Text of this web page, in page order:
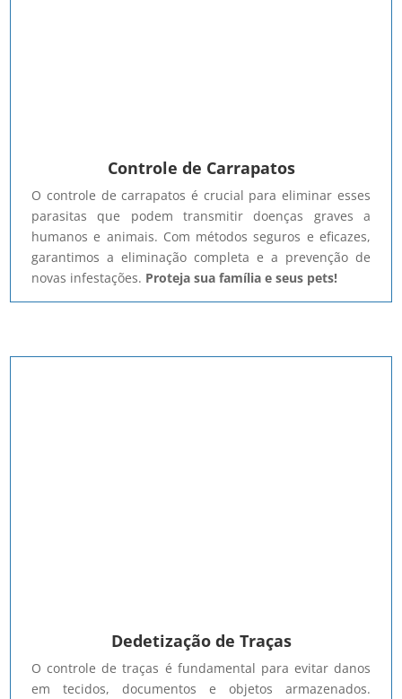
Controle de Carrapatos
O controle de carrapatos é crucial para eliminar esses
parasitas que podem transmitir doenças graves a
humanos e animais. Com métodos seguros e eficazes,
garantimos a eliminação completa e a prevenção de
novas infestações. Proteja sua família e seus pets!
Dedetização de Traças
O controle de traças é fundamental para evitar danos
em tecidos, documentos e objetos armazenados.